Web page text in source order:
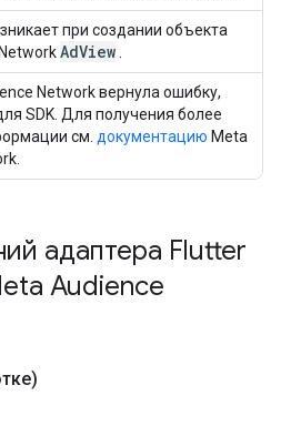
при создании объекта
AdView
Network вернула ошибку,
SDK. Для получения более
см. документацию Meta
адаптера Flutter
Audience